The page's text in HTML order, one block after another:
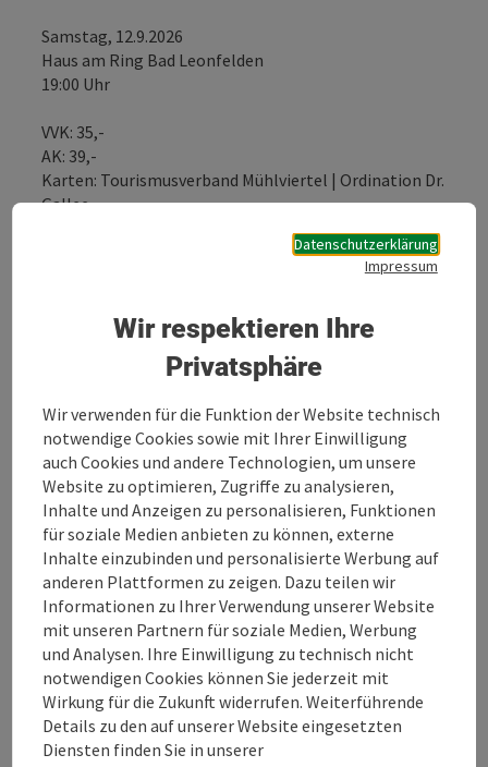
Samstag, 12.9.2026
Haus am Ring Bad Leonfelden
19:00 Uhr
VVK: 35,-
AK: 39,-
Karten: Tourismusverband Mühlviertel | Ordination Dr.
Gallee
Veranstaltungsort
Anreise/Lage
Preise
Eignung
Barrierefreiheit
PDF erstellen
Datenschutzerklärung
Impressum
Wir respektieren Ihre
Privatsphäre
Wir verwenden für die Funktion der Website technisch
notwendige Cookies sowie mit Ihrer Einwilligung
auch Cookies und andere Technologien, um unsere
Website zu optimieren, Zugriffe zu analysieren,
Inhalte und Anzeigen zu personalisieren, Funktionen
für soziale Medien anbieten zu können, externe
Inhalte einzubinden und personalisierte Werbung auf
anderen Plattformen zu zeigen. Dazu teilen wir
Informationen zu Ihrer Verwendung unserer Website
mit unseren Partnern für soziale Medien, Werbung
und Analysen. Ihre Einwilligung zu technisch nicht
notwendigen Cookies können Sie jederzeit mit
Wirkung für die Zukunft widerrufen. Weiterführende
Details zu den auf unserer Website eingesetzten
Diensten finden Sie in unserer